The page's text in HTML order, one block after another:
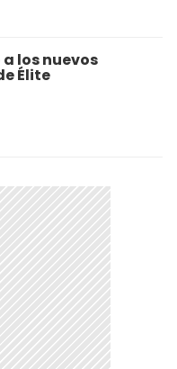
los nuevos
Élite